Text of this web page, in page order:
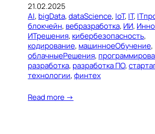
21.02.2025
AI, bigData, dataScience, IoT, IT,
блокчейн, вебразработка, ИИ,
ИТрешения, кибербезопасность
кодирование, машинноеОбучение
облачныеРешения,
разработка, разработка ПО,
технологии, финтех
Read more →